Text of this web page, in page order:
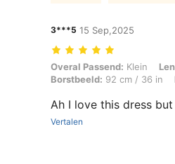
3***5 15 Sep,2025
Overal Passend: Klein, Lengte:
Overal Passend: Klein
Borstbeeld: 92 cm / 36 in
Ah I love this dress
Vertalen